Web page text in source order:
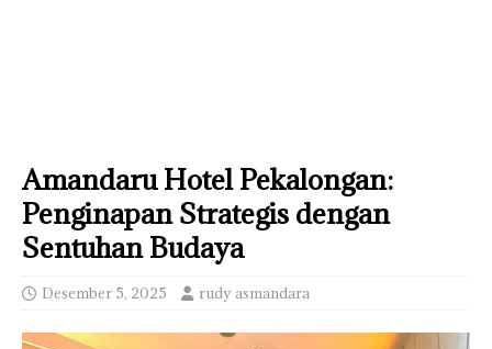
Amandaru Hotel Pekalongan:
Penginapan Strategis dengan
Sentuhan Budaya
Desember 5, 2025 rudy asmandara